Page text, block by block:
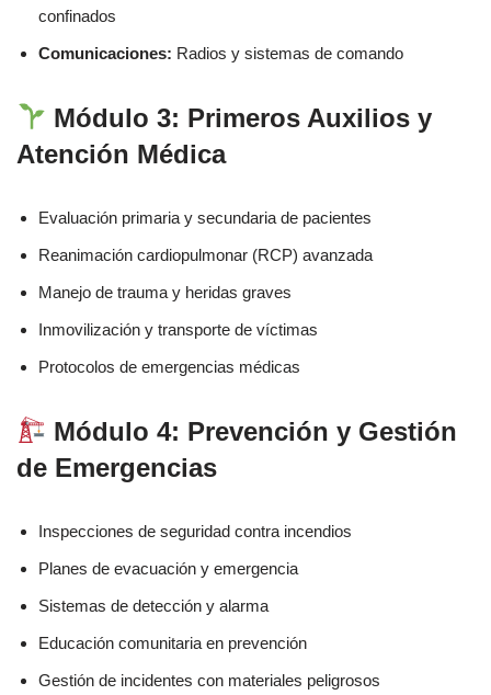
confinados
Comunicaciones: Radios y sistemas de comando
Módulo 3: Primeros Auxilios y
Atención Médica
Evaluación primaria y secundaria de pacientes
Reanimación cardiopulmonar (RCP) avanzada
Manejo de trauma y heridas graves
Inmovilización y transporte de víctimas
Protocolos de emergencias médicas
Módulo 4: Prevención y Gestión
de Emergencias
Inspecciones de seguridad contra incendios
Planes de evacuación y emergencia
Sistemas de detección y alarma
Educación comunitaria en prevención
Gestión de incidentes con materiales peligrosos